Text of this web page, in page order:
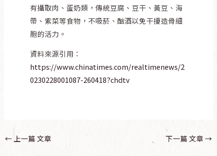
有攝取肉、蛋奶類，傳統豆腐、豆干、黃豆、海
帶、紫菜等食物，不吸菸、酗酒以免干擾造骨細
胞的活力。
資料來源引用：
https://www.chinatimes.com/realtimenews/2
0230228001087-260418?chdtv
← 上一篇 文章 下一篇 文章→